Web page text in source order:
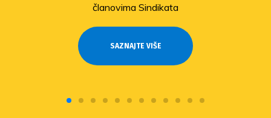
članovima Sindikata
SAZNAJTE VIŠE